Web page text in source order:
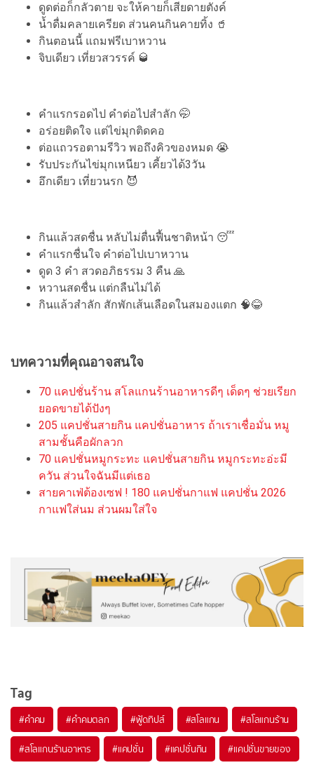
ดูดต่อก็กลัวตาย จะให้คายก็เสียดายตังค์
น้ำดื่มคลายเครียด​ ส่วนคนกินคายทิ้ง 🥤
กินตอนนี้ แถมฟรีเบาหวาน
จิบเดียว เที่ยวสวรรค์ 🥃
คำแรกรอดไป คำต่อไปสำลัก 🤭
อร่อยติดใจ แต่ไข่มุกติดคอ
ต่อแถวรอตามรีวิว พอถึงคิวของหมด 😭
รับประกันไข่มุกเหนียว เคี้ยวได้3วัน
อึกเดียว เที่ยวนรก 😈
กินแล้วสดชื่น หลับไม่ตื่นฟื้นชาติหน้า 😴
คำแรกชื่นใจ คำต่อไปเบาหวาน
ดูด 3 คำ สวดอภิธรรม 3 คืน 🙏
หวานสดชื่น แต่กลืนไม่ได้
กินแล้วสำลัก สักพักเส้นเลือดในสมองแตก 🧠😂
บทความที่คุณอาจสนใจ
70 แคปชั่นร้าน สโลแกนร้านอาหารดีๆ เด็ดๆ ช่วยเรียก
ยอดขายได้ปังๆ
205 แคปชั่นสายกิน แคปชั่นอาหาร ถ้าเราเชื่อมั่น หมู
สามชั้นคือผักลวก
70 แคปชั่นหมูกระทะ แคปชั่นสายกิน หมูกระทะอ่ะมี
ควัน ส่วนใจฉันมีแต่เธอ
สายคาเฟ่ต้องเซฟ ! 180 แคปชั่นกาแฟ แคปชั่น 2026
กาแฟใส่นม ส่วนผมใส่ใจ
Tag
#คำคม #คำคมตลก #ฟู้ดทิปส์ #สโลแกน #สโลแกนร้าน
#สโลแกนร้านอาหาร #แคปชั่น #แคปชั่นกิน #แคปชั่นขายของ